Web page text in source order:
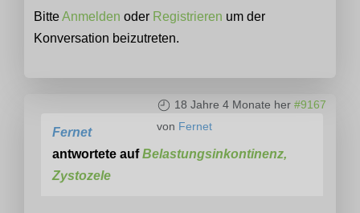
BitteAnmelden oder Registrieren um der
Konversation beizutreten.
18 Jahre 4 Monate her #9167
von Fernet
Fernet
antwortete aufBelastungsinkontinenz,
Zystozele